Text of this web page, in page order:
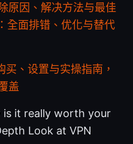
原因、解决方法与最佳
全面排错、优化与替代
、设置与实操指南，
盖
is it really worth your
Look at VPN